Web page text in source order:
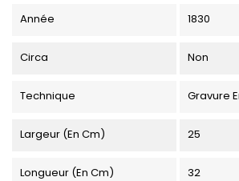
Année 1830
Circa Non
Technique Gravure
Largeur (en Cm) 25
Longueur (en Cm) 32